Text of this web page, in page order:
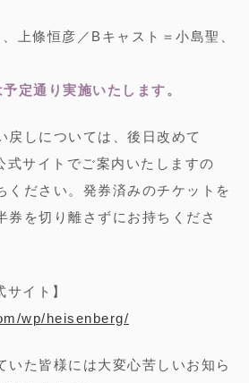
上條恒彦／Bキャスト＝小島聖、
定通り実施いたします。
戻しについては、後日改めて
式サイトでご案内いたしますの
ください。発券済みのチケットを
券を切り離さずにお持ちくださ
イト】
wp/heisenberg/
いた皆様には大変心苦しいお知ら